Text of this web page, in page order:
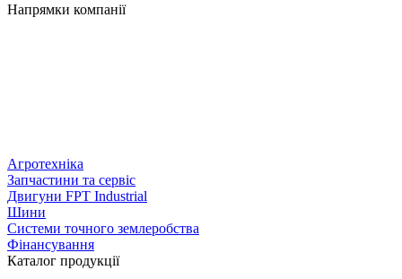
Напрямки компанії
Агротехніка
Запчастини та сервіс
Двигуни FPT Industrial
Шини
Системи точного землеробства
Фінансування
Каталог продукції